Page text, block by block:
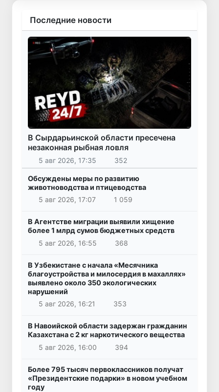
Последние новости
В Сырдарьинской области пресечена
незаконная рыбная ловля
5 авг 2026, 17:35 352
Обсуждены меры по развитию
животноводства и птицеводства
5 авг 2026, 17:07
1 059
В Агентстве миграции выявили хищение
более 1 млрд сумов бюджетных средств
5 авг 2026, 16:55
368
В Узбекистане с начала «Месячника
благоустройства и милосердия в махаллях»
выявлено около 350 экологических
нарушений
5 авг 2026, 16:21
353
В Навоийской области задержан гражданин
Казахстана с 2 кг наркотического вещества
5 авг 2026, 16:00
394
Более 795 тысяч первоклассников получат
«Президентские подарки» в новом учебном
году